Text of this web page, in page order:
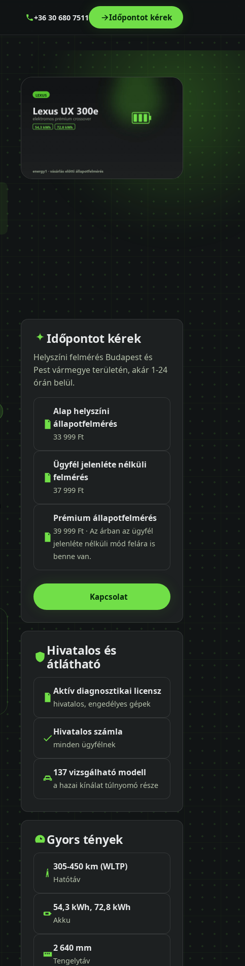
+36 30 680 7511 Időpontot kérek
Időpontot kérek
Helyszíni felmérés Budapest és
Pest vármegye területén, akár 1-24
órán belül.
Alap helyszíni
állapotfelmérés
33 999 Ft
Ügyfél jelenléte nélküli
felmérés
37 999 Ft
Prémium állapotfelmérés
39 999 Ft · Az árban az ügyfél
jelenléte nélküli mód felára is
benne van.
Kapcsolat
Hivatalos és
átlátható
Aktív diagnosztikai licensz
hivatalos, engedélyes gépek
Hivatalos számla
minden ügyfélnek
137 vizsgálható modell
a hazai kínálat túlnyomó része
Gyors tények
305-450 km (WLTP)
Hatótáv
54,3 kWh, 72,8 kWh
Akku
2 640 mm
Tengelytáv